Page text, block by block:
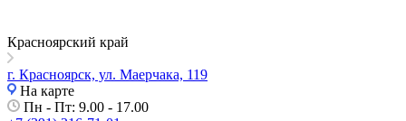
Красноярский край
г. Красноярск, ул. Маерчака, 119
На карте
Пн - Пт: 9.00 - 17.00